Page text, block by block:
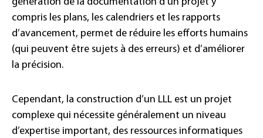
génération de la documentation d’un projet y
compris les plans, les calendriers et les rapports
d’avancement, permet de réduire les efforts humains
(qui peuvent être sujets à des erreurs) et d’améliorer
la précision.
Cependant, la construction d’un LLL est un projet
complexe qui nécessite généralement un niveau
d’expertise important, des ressources informatiques